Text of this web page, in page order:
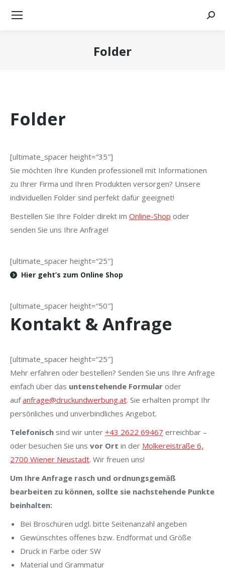
Folder
Folder
[ultimate_spacer height=“35″]
Sie möchten Ihre Kunden professionell mit Informationen
zu Ihrer Firma und Ihren Produkten versorgen? Unsere
individuellen Folder sind perfekt dafür geeignet!
Bestellen Sie Ihre Folder direkt im Online-Shop oder
senden Sie uns Ihre Anfrage!
[ultimate_spacer height=“25″]
Hier geht’s zum Online Shop
[ultimate_spacer height=“50″]
Kontakt & Anfrage
[ultimate_spacer height=“25″]
Mehr erfahren oder bestellen? Senden Sie uns Ihre Anfrage
einfach über das untenstehende Formular oder
aufanfrage@druckundwerbung.at. Sie erhalten prompt Ihr
persönliches und unverbindliches Angebot.
Telefonisch sind wir unter +43 2622 69467 erreichbar –
oder besuchen Sie uns vor Ort in der Molkereistraße 6,
2700 Wiener Neustadt. Wir freuen uns!
Um Ihre Anfrage rasch und ordnungsgemäß
bearbeiten zu können, sollte sie nachstehende Punkte
beinhalten:
Bei Broschüren udgl. bitte Seitenanzahl angeben
Gewünschtes offenes bzw. Endformat und Größe
Druck in Farbe oder SW
Material und Grammatur